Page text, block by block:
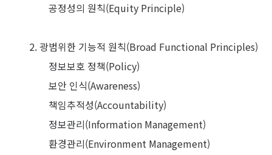
공정성의 원칙(Equity Principle)
2. 광범위한 기능적 원칙(Broad Functional Principles)
정보보호 정책(Policy)
보안 인식(Awareness)
책임추적성(Accountability)
정보관리(Information Management)
환경관리(Environment Management)